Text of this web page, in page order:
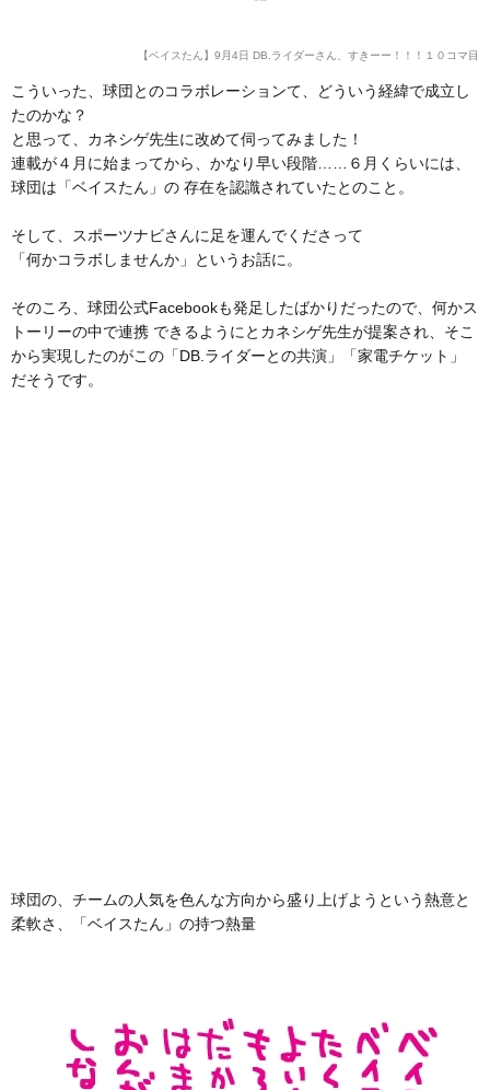
【ベイスたん】9月4日 DB.ライダーさん、すきーー！！！１０コマ目
こういった、球団とのコラボレーションて、どういう経緯で成立し
たのかな？
と思って、カネシゲ先生に改めて伺ってみました！
連載が４月に始まってから、かなり早い段階……６月くらいには、
球団は「ベイスたん」の 存在を認識されていたとのこと。
そして、スポーツナビさんに足を運んでくださって
「何かコラボしませんか」というお話に。
そのころ、球団公式Facebookも発足したばかりだったので、何かス
トーリーの中で連携 できるようにとカネシゲ先生が提案され、そこ
から実現したのがこの「DB.ライダーとの共演」「家電チケット」
だそうです。
球団の、チームの人気を色んな方向から盛り上げようという熱意と
柔軟さ、「ベイスたん」の持つ熱量